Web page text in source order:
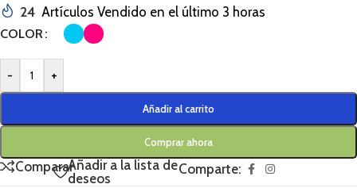
24 Artículos Vendido en el último 3 horas
COLOR
- +
Añadir al carrito
Comprar ahora
CompararAñadir a la lista de
deseos
Comparte: